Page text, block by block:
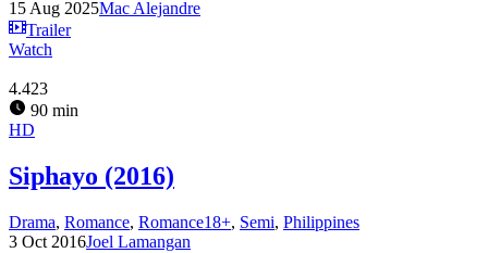
15 Aug 2025Mac Alejandre
Trailer
Watch
4.423
90 min
HD
Siphayo (2016)
Drama, Romance, Romance18+, Semi, Philippines
3 Oct 2016Joel Lamangan